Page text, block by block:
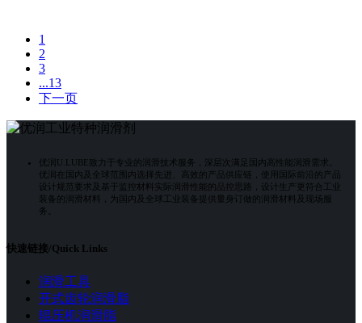
1
2
3
...13
下一页
优润U.LUBE致力于专业的润滑技术服务，深层次满足国内高性能润滑需求。
优润在国内及全球范围内选择先进、高效的产品供应链，使用国际前沿的产品
设计规范要求及基于监控材料实际润滑性能的品控思路，设计生产更符合工业
装备的润滑材料，为国内及全球工业装备提供量身订做的润滑材料及现场服
务。
快速链接/Quick Links
润滑工具
开式齿轮润滑脂
辊压机润滑脂